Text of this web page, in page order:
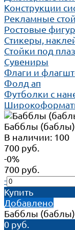
Конструкции
Рекламные
Ростовые
Стикеры,
Стойки под
Сувениры
Флаги и
Фолд ап
Футболки с
Бабблы
В наличии: 100
700 руб.
-0%
700 руб.
-
Купить
Добавлено
Бабблы
0 руб.